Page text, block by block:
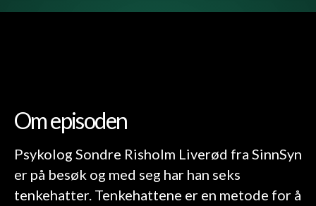
Om episoden
Psykolog Sondre Risholm Liverød fra SinnSyn
er på besøk og med seg har han seks
tenkehatter. Tenkehattene er en metode for å